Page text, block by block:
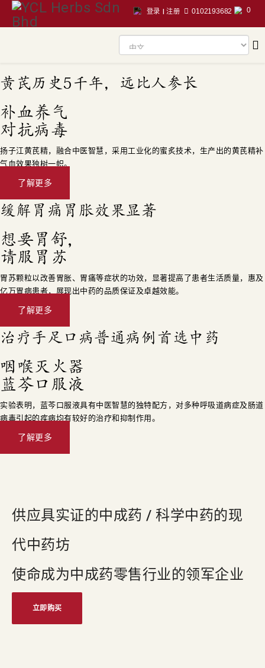
登录 | 注册 0
0102193682
黄芪历史5千年，远比人参长
补血养气
对抗病毒
扬子江黄芪精，融合中医智慧，采用工业化的蜜炙技术，生产出的黄芪精补
气血效果独树一帜。
了解更多
缓解胃痛胃胀效果显著
想要胃舒，
请服胃苏
胃苏颗粒以改善胃胀、胃痛等症状的功效，显著提高了患者生活质量，惠及
亿万胃病患者，展现出中药的品质保证及卓越效能。
了解更多
治疗手足口病普通病例首选中药
咽喉灭火器
蓝芩口服液
实验表明，蓝芩口服液具有中医智慧的独特配方，对多种呼吸道病症及肠道
病毒引起的疾病均有较好的治疗和抑制作用。
了解更多
供应具实证的中成药 / 科学中药的现
代中药坊
使命成为中成药零售行业的领军企业
立即购买